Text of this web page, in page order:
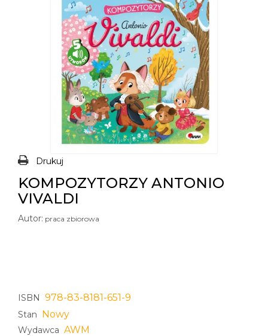
Drukuj
KOMPOZYTORZY ANTONIO
VIVALDI
Autor: praca zbiorowa
ISBN 978-83-8181-651-9
Stan Nowy
Wydawca AWM